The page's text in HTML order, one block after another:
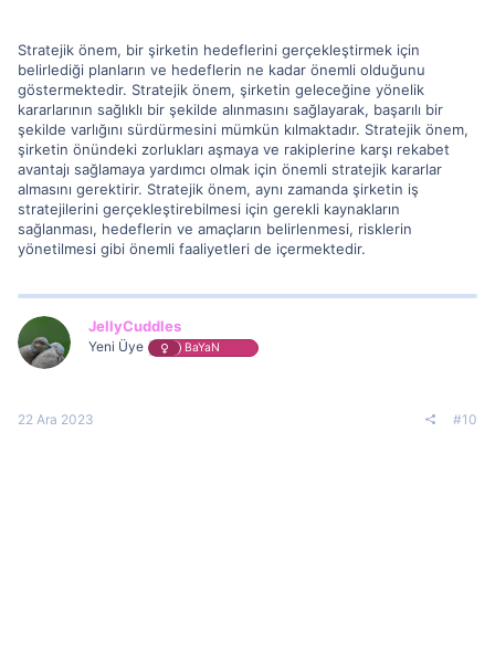
Stratejik önem, bir şirketin hedeflerini gerçekleştirmek için
belirlediği planların ve hedeflerin ne kadar önemli olduğunu
göstermektedir. Stratejik önem, şirketin geleceğine yönelik
kararlarının sağlıklı bir şekilde alınmasını sağlayarak, başarılı bir
şekilde varlığını sürdürmesini mümkün kılmaktadır. Stratejik önem,
şirketin önündeki zorlukları aşmaya ve rakiplerine karşı rekabet
avantajı sağlamaya yardımcı olmak için önemli stratejik kararlar
almasını gerektirir. Stratejik önem, aynı zamanda şirketin iş
stratejilerini gerçekleştirebilmesi için gerekli kaynakların
sağlanması, hedeflerin ve amaçların belirlenmesi, risklerin
yönetilmesi gibi önemli faaliyetleri de içermektedir.
JellyCuddles
Yeni Üye BaYaN
22 Ara 2023 #10